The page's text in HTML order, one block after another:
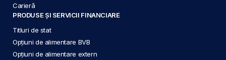
Carieră
PRODUSE ȘI SERVICII FINANCIARE
Titluri de stat
Opțiuni de alimentare BVB
Opțiuni de alimentare extern